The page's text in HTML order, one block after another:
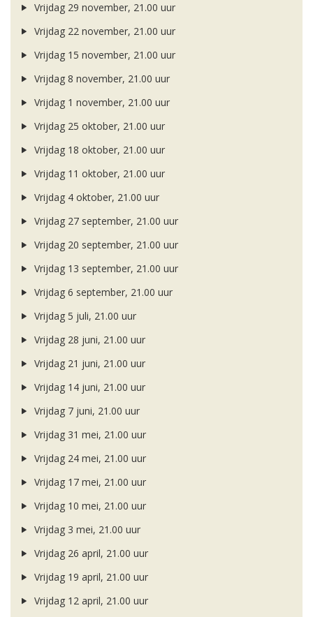
Vrijdag 29 november, 21.00 uur
Vrijdag 22 november, 21.00 uur
Vrijdag 15 november, 21.00 uur
Vrijdag 8 november, 21.00 uur
Vrijdag 1 november, 21.00 uur
Vrijdag 25 oktober, 21.00 uur
Vrijdag 18 oktober, 21.00 uur
Vrijdag 11 oktober, 21.00 uur
Vrijdag 4 oktober, 21.00 uur
Vrijdag 27 september, 21.00 uur
Vrijdag 20 september, 21.00 uur
Vrijdag 13 september, 21.00 uur
Vrijdag 6 september, 21.00 uur
Vrijdag 5 juli, 21.00 uur
Vrijdag 28 juni, 21.00 uur
Vrijdag 21 juni, 21.00 uur
Vrijdag 14 juni, 21.00 uur
Vrijdag 7 juni, 21.00 uur
Vrijdag 31 mei, 21.00 uur
Vrijdag 24 mei, 21.00 uur
Vrijdag 17 mei, 21.00 uur
Vrijdag 10 mei, 21.00 uur
Vrijdag 3 mei, 21.00 uur
Vrijdag 26 april, 21.00 uur
Vrijdag 19 april, 21.00 uur
Vrijdag 12 april, 21.00 uur